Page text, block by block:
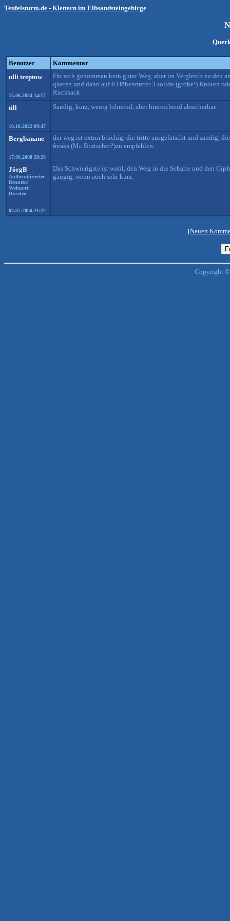
Teufelsturm.de - Klettern im Elbsandsteingebirge
Benutzer
Kommentar
ulli treptow
15.06.2024 14:17
Für sich genommen kein guter Weg, aber im Vergleich zu den
queren und dann auf 6 Höhenmeter 3 solide (große!) Knoten
Rucksack.
till
10.10.2022 09:47
Sandig, kurz, wenig lohnend, aber hinreichend absicherbar.
Bergbanane
17.09.2008 20:29
der weg ist extrm brüchig, die tritte ausgelatscht und sandig,
freaks (Mr. Brutscher?)zu empfehlen.
JörgB
Authentifizierter
Benutzer
Wohnort:
Dresden
07.07.2004 21:22
Das Schwierigste ist wohl, den Weg in die Scharte und den
gängig, wenn auch sehr kurz.
[Neuen
Copyright ©